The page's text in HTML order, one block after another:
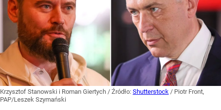
Krzysztof Stanowski i Roman Giertych / Źródło: Shutterstock / Piotr Front,
PAP/Leszek Szymański